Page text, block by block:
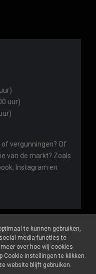
uur)
vergunningen? Of
van de markt? Zoals
Instagram en
van De Markt Online
te kunnen gebruiken,
media-functies te
over hoe wij cookies
Cookie instellingen te klikken.
website blijft gebruiken.